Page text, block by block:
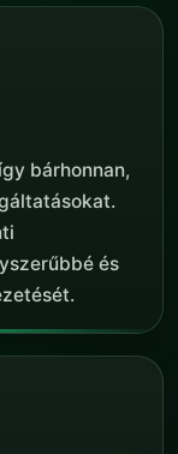
bárhonnan,
és